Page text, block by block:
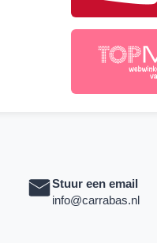
Stuur een email
info@carrabas.nl